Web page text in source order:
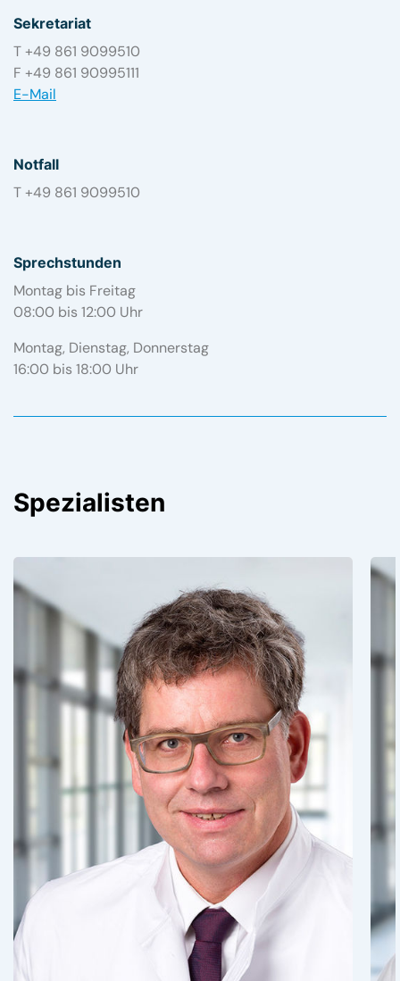
Sekretariat
T +49 861 9099510
F +49 861 90995111
E-Mail
Notfall
T +49 861 9099510
Sprechstunden
Montag bis Freitag
08:00 bis 12:00 Uhr
Montag, Dienstag, Donnerstag
16:00 bis 18:00 Uhr
Spezialisten